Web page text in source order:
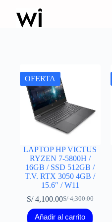
contenido
OFERTA
LAPTOP HP VICTUS
RYZEN 7-5800H /
16GB / SSD 512GB /
T.V. RTX 3050 4GB /
15.6″ / W11
S/4,300.00
El
precio
S/4,100.00El
precio
Añadir al carrito